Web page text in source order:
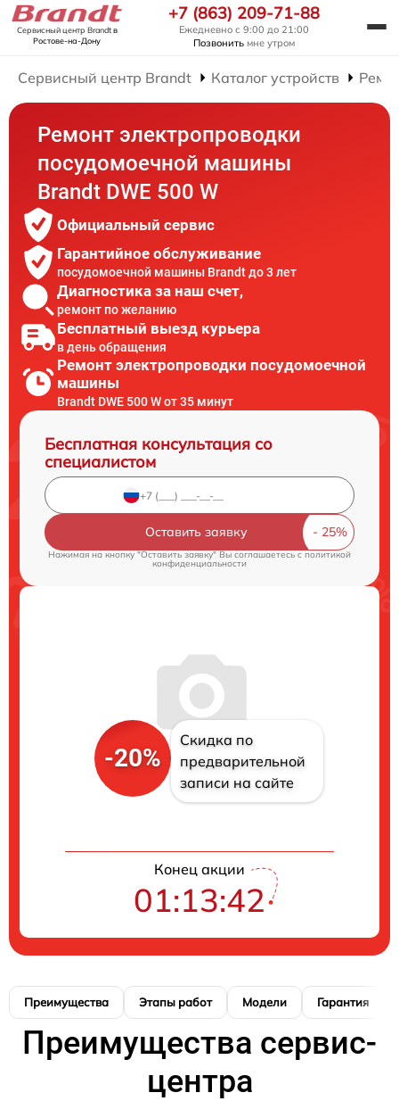
Сервисный центр Brandtв
Ростове-на-Дону
+7 (863) 209-71-88
Ежедневно с 9:00 до 21:00
Позвонить мне утром
Сервисный центр Brandt Каталог устройств
Ремонт электропроводки
посудомоечной машины
Brandt DWE 500 W
Официальный сервис
Гарантийное обслуживание
посудомоечной машины Brandt до 3 лет
Диагностика за наш счет,
ремонт по желанию
Бесплатный выезд курьера
в день обращения
Ремонт электропроводки посудомоечной
машины
Brandt DWE 500 W от 35 минут
Бесплатная консультация со
специалистом
Оставить заявку
Нажимая на кнопку "Оставить заявку" Вы соглашаетесь cполитикой
конфиденциальности
-20%
Скидка по
предварительной
записи на сайте
Конец акции
01:13:42
Преимущества Этапы работ Модели Гарантия
Преимущества сервис-
центра